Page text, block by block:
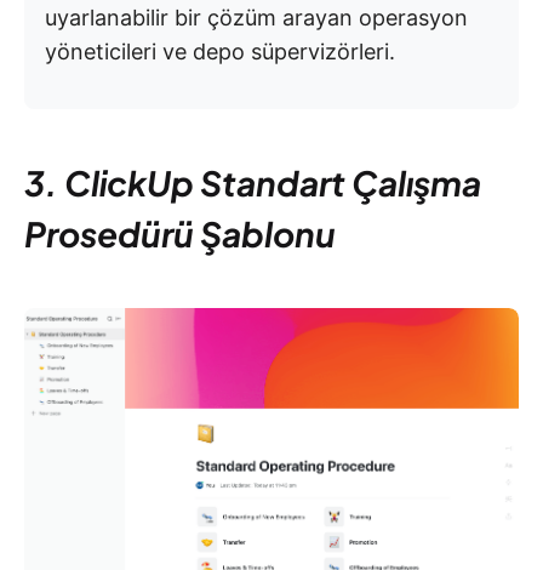
uyarlanabilir bir çözüm arayan operasyon
yöneticileri ve depo süpervizörleri.
3. ClickUp Standart Çalışma
Prosedürü Şablonu